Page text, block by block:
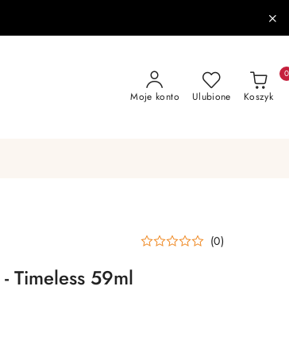
Moje konto Ulubione Koszyk
0
(0)
Timeless 59ml